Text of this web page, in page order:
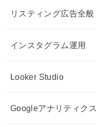
リスティング広告全般
インスタグラム運用
Looker Studio
Googleアナリティクス